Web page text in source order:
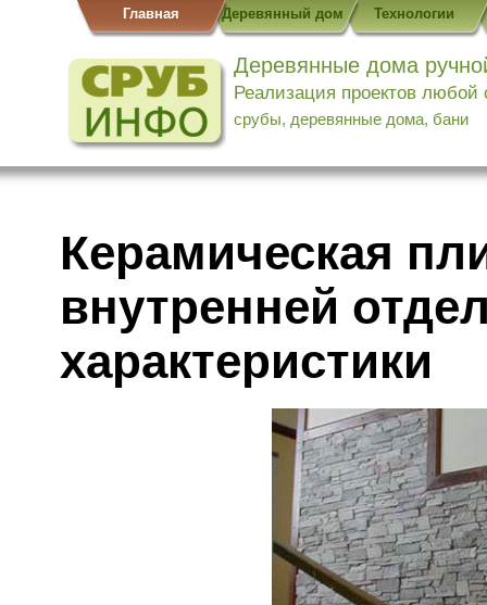
Технологии
Деревянный дом
Главная
Деревянные дома
Реализация проектов любой
срубы, деревянные дома, бани
Керамическая
внутренней
характеристики